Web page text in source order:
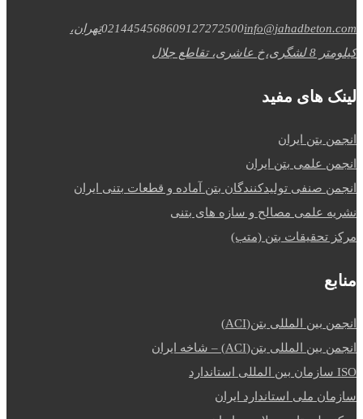
0214454568609127272500info@jahadbeton.com
تهران،
کیلومتر 8 لشگری،خ عاشری، تقاطع جلال
لینک های مفید
انجمن بتن ایران
انجمن علمی بتن ایران
انجمن صنفی تولیدکنندگان بتن آماده و قطعات بتنی ایران
نشریه علمی مصالح و سازه های بتنی
مرکز تحقیقات بتن (متب)
منابع
انجمن بین المللی بتن(ACI)
انجمن بین المللی بتن(ACI) – شاخه ایران
ISO سازمان بین المللی استاندارد
سازمان ملی استاندارد ایران